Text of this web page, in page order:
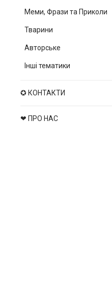
Меми, Фрази та Приколи
Тварини
Авторське
Інші тематики
✪ КОНТАКТИ
❤ ПРО НАС